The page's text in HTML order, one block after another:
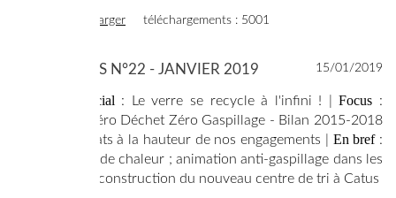
télécharger téléchargements : 5001
15/01/2019
SYNERGIES N°22 - JANVIER 2019
Dossier spécial : Le verre se recycle à l'infini ! |Focus :
Territoire Zéro Déchet Zéro Gaspillage - Bilan 2015-2018
: des résultats à la hauteur de nos engagements | En bref :
les réseaux de chaleur ; animation anti-gaspillage dans les
collèges, la construction du nouveau centre de tri à Catus